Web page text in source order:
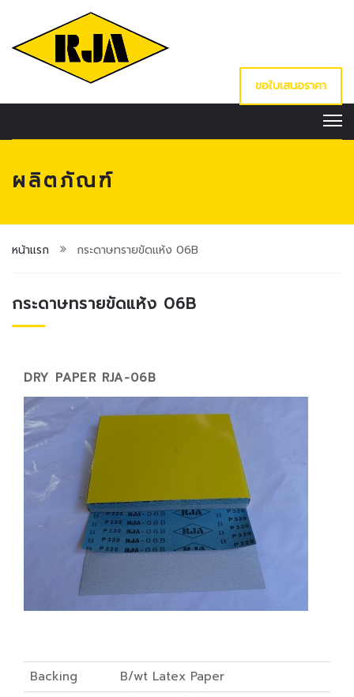
ขอใบเสนอราคา
ผลิตภัณฑ์
หน้าแรก กระดาษทรายขัดแห้ง 06B
กระดาษทรายขัดแห้ง 06B
DRY PAPER RJA-06B
Backing
B/wt Latex Paper